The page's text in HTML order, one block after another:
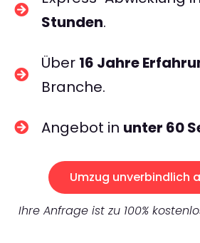
Stunden.
Über 16 Jahre
Branche.
Angebot in unter 60
Umzug unverbindlich
Ihre Anfrage ist zu 100%